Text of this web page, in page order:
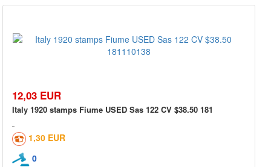
12,03 EUR
Italy 1920 stamps Fiume USED Sas 122 CV $38.50 181
1,30 EUR
0